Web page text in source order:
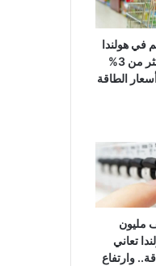
في هولندا
مجدداً إلى أكثر من 3%
الطاقة
مليون
تعاني
وارتفاع